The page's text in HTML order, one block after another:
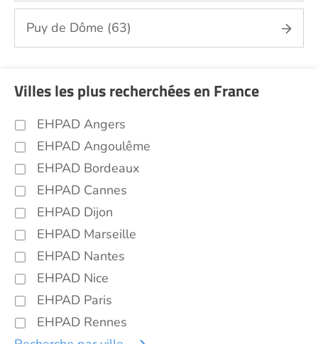
Puy de Dôme (63)
Villes les plus recherchées en France
EHPAD Angers
EHPAD Angoulême
EHPAD Bordeaux
EHPAD Cannes
EHPAD Dijon
EHPAD Marseille
EHPAD Nantes
EHPAD Nice
EHPAD Paris
EHPAD Rennes